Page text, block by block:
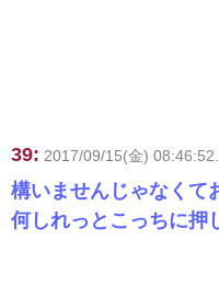
39: 2017/09/15(金)
構いませんじゃなくて
何しれっとこっちに押